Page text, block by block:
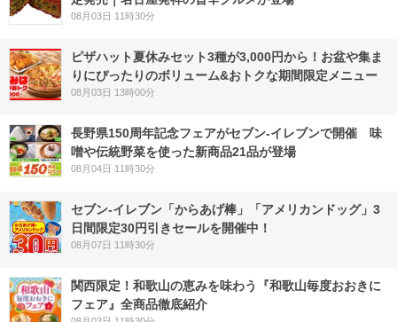
08月03日 11時30分
ピザハット夏休みセット3種が3,000円から！お盆や集ま
りにぴったりのボリューム&おトクな期間限定メニュー
08月03日 13時00分
長野県150周年記念フェアがセブン-イレブンで開催 味
噌や伝統野菜を使った新商品21品が登場
08月04日 11時30分
セブン‐イレブン「からあげ棒」「アメリカンドッグ」3
日間限定30円引きセールを開催中！
08月07日 11時30分
関西限定！和歌山の恵みを味わう『和歌山毎度おおきに
フェア』全商品徹底紹介